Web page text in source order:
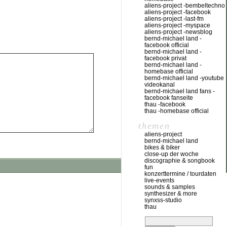
aliens-project -bembeltechno
aliens-project -facebook
aliens-project -last-fm
aliens-project -myspace
aliens-project -newsblog
bernd-michael land -
facebook official
bernd-michael land -
facebook privat
bernd-michael land -
homebase official
bernd-michael land -youtube
videokanal
bernd-michael land fans -
facebook fanseite
thau -facebook
thau -homebase official
themen
aliens-project
bernd-michael land
bikes & biker
close-up der woche
discographie & songbook
fun
konzerttermine / tourdaten
live-events
sounds & samples
synthesizer & more
synxss-studio
thau